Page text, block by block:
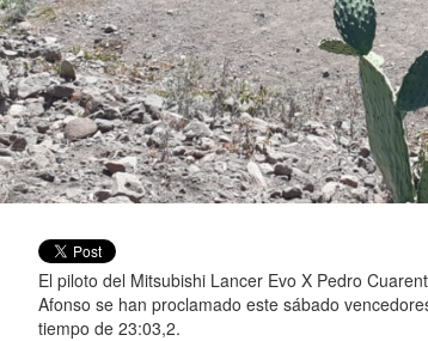
El piloto del Mitsubishi Lancer Evo X Pedro
Afonso se han proclamado este sábado
tiempo de 23:03,2.